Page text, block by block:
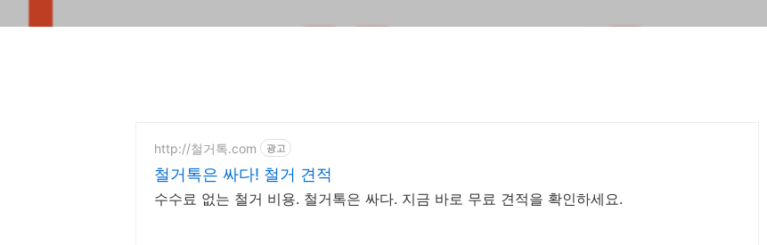
http://철거톡.com 광고
철거톡은 싸다! 철거 견적
수수료 없는 철거 비용. 철거톡은 싸다. 지금 바로 무료 견적을 확인하세요.